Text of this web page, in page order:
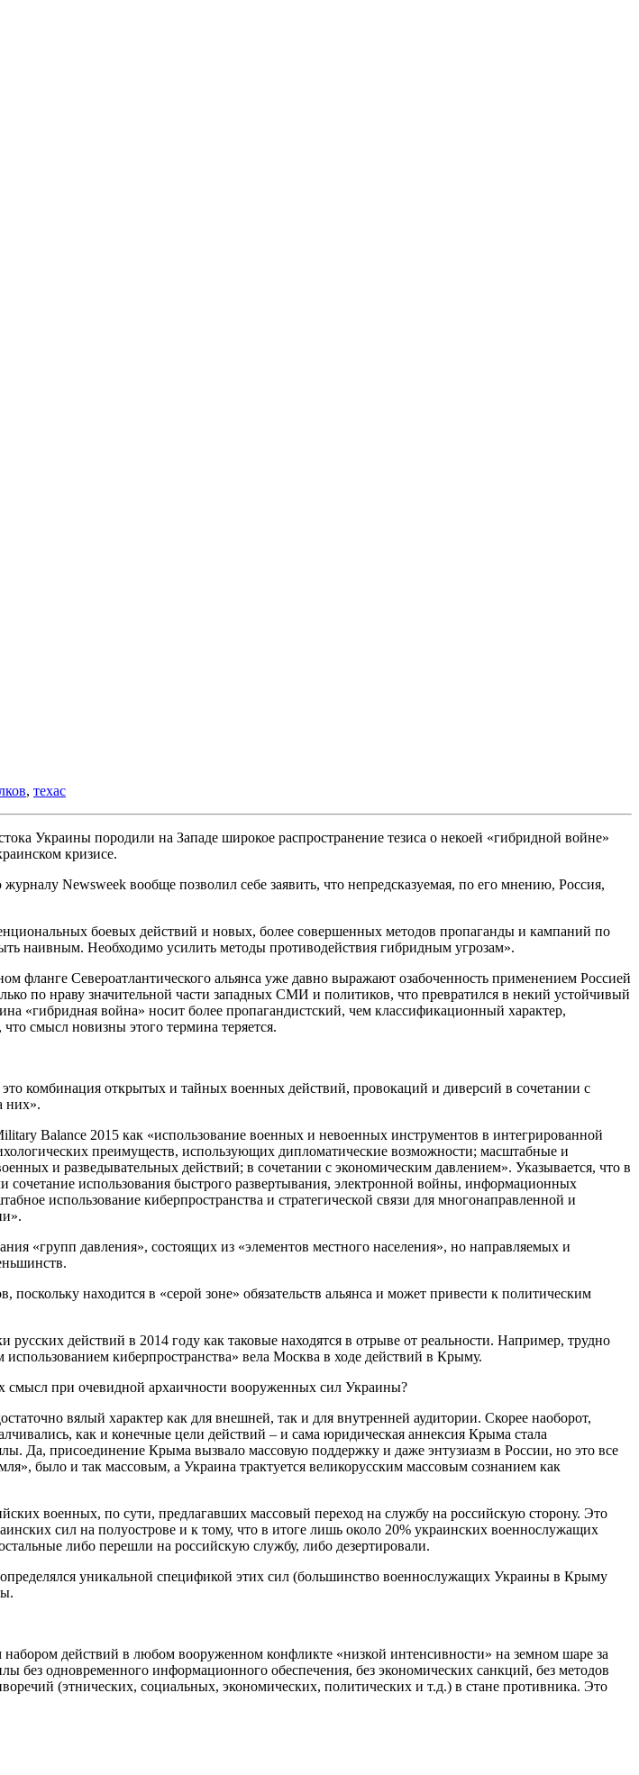
, техас
Украины породили на Западе широкое распространение тезиса о некоей «гибридной войне»
кризисе.
Newsweek вообще позволил себе заявить, что непредсказуемая, по его мнению, Россия,
боевых действий и новых, более совершенных методов пропаганды и кампаний по
наивным. Необходимо усилить методы противодействия гибридным угрозам».
фланге Североатлантического альянса уже давно выражают озабоченность применением Россией
по нраву значительной части западных СМИ и политиков, что превратился в некий устойчивый
«гибридная война» носит более пропагандистский, чем классификационный характер,
смысл новизны этого термина теряется.
комбинация открытых и тайных военных действий, провокаций и диверсий в сочетании с
них».
Balance 2015 как «использование военных и невоенных инструментов в интегрированной
преимуществ, использующих дипломатические возможности; масштабные и
и разведывательных действий; в сочетании с экономическим давлением». Указывается, что в
использования быстрого развертывания, электронной войны, информационных
использование киберпространства и стратегической связи для многонаправленной и
«групп давления», состоящих из «элементов местного населения», но направляемых и
находится в «серой зоне» обязательств альянса и может привести к политическим
действий в 2014 году как таковые находятся в отрыве от реальности. Например, трудно
киберпространства» вела Москва в ходе действий в Крыму.
при очевидной архаичности вооруженных сил Украины?
вялый характер как для внешней, так и для внутренней аудитории. Скорее наоборот,
как и конечные цели действий – и сама юридическая аннексия Крыма стала
Да, присоединение Крыма вызвало массовую поддержку и даже энтузиазм в России, но это все
было и так массовым, а Украина трактуется великорусским массовым сознанием как
военных, по сути, предлагавших массовый переход на службу на российскую сторону. Это
сил на полуострове и к тому, что в итоге лишь около 20% украинских военнослужащих
либо перешли на российскую службу, либо дезертировали.
уникальной спецификой этих сил (большинство военнослужащих Украины в Крыму
действий в любом вооруженном конфликте «низкой интенсивности» на земном шаре за
без одновременного информационного обеспечения, без экономических санкций, без методов
(этнических, социальных, экономических, политических и т.д.) в стане противника. Это